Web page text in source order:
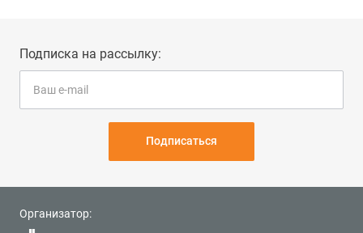
Подписка на рассылку:
Подписаться
Организатор: